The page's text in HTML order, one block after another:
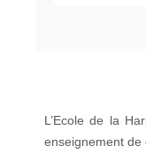
L’Ecole de la
enseignement de